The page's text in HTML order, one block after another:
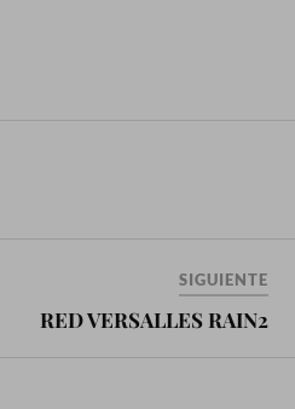
SIGUIENTE
RED VERSALLES RAIN2